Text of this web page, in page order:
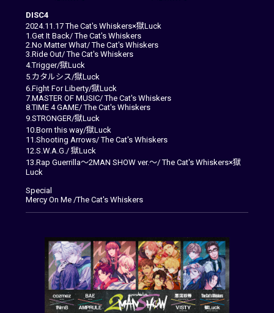
DISC4
2024.11.17 The Cat's Whiskers×獄Luck
1.Get It Back/ The Cat's Whiskers
2.No Matter What/ The Cat's Whiskers
3.Ride Out/ The Cat's Whiskers
4.Trigger/獄Luck
5.カタルシス/獄Luck
6.Fight For Liberty/獄Luck
7.MASTER OF MUSIC/ The Cat's Whiskers
8.TIME 4 GAME/ The Cat's Whiskers
9.STRONGER/獄Luck
10.Born this way/獄Luck
11.Shooting Arrows/ The Cat's Whiskers
12.S.W.A.G./ 獄Luck
13.Rap Guerrilla～2MAN SHOW ver.～/ The Cat's Whiskers×獄
Luck
Special
Mercy On Me /The Cat's Whiskers